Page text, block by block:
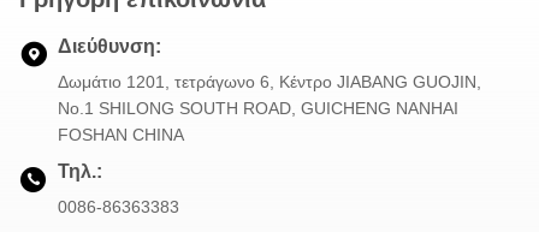
Διεύθυνση:
Δωμάτιο 1201, τετράγωνο 6, Κέντρο JIABANG GUOJIN,
Νο.1 SHILONG SOUTH ROAD, GUICHENG NANHAI
FOSHAN CHINA
Τηλ.:
0086-86363383